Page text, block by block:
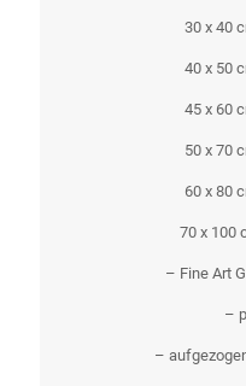
30 x 40
40 x 50
45 x 60
50 x 70
60 x 80
70 x 100
– Fine Art
–
–